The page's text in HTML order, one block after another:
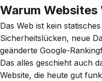
Warum
Das Web ist kein
Sicherheitslücken, neue
geänderte Google-
Das alles geschieht auch
Website, die heute gut